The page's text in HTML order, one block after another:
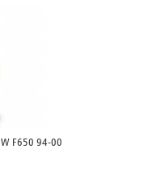
F650 94-00